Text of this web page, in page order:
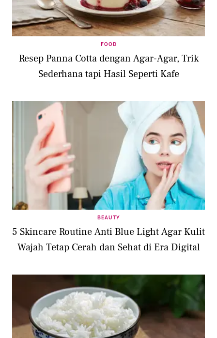
FOOD
Resep Panna Cotta dengan Agar-Agar, Trik
Sederhana tapi Hasil Seperti Kafe
BEAUTY
5 Skincare Routine Anti Blue Light Agar Kulit
Wajah Tetap Cerah dan Sehat di Era Digital